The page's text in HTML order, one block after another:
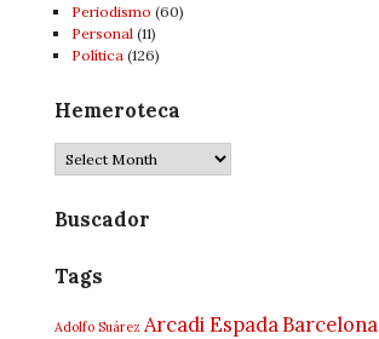
Periodismo (60)
Personal (11)
Política (126)
Hemeroteca
Hemeroteca
Buscador
Tags
Adolfo Suárez Arcadi EspadaBarcelona